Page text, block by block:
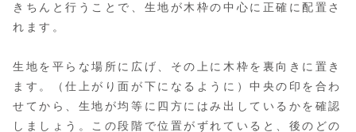
きちんと行うことで、生地が木枠の中心に正確に配置さ
れます。
生地を平らな場所に広げ、その上に木枠を裏向きに置き
ます。（仕上がり面が下になるように）中央の印を合わ
せてから、生地が均等に四方にはみ出しているかを確認
しましょう。この段階で位置がずれていると、後のどの